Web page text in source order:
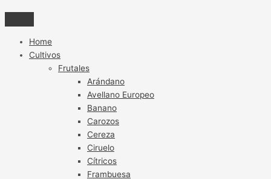
Home
Cultivos
Frutales
Arándano
Avellano Europeo
Banano
Carozos
Cereza
Ciruelo
Cítricos
Frambuesa